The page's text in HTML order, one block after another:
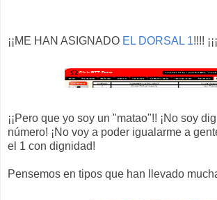
¡¡ME HAN ASIGNADO EL DORSAL 1!!!!
¡¡Pero que yo soy un "matao"!! ¡No soy
número! ¡No voy a poder igualarme a
el 1 con dignidad!
Pensemos en tipos que han llevado